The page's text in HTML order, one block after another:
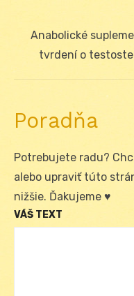
Next
post:
Anabolické
tvrdení o
Poradňa
Potrebujete radu?
alebo upraviť túto
nižšie. Ďakujeme ♥
VÁŠ TEXT